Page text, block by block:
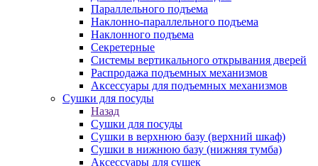
Параллельного подъема
Наклонно-параллельного подъема
Наклонного подъема
Секретерные
Системы вертикального открывания дверей
Распродажа подъемных механизмов
Аксессуары для подъемных механизмов
Сушки для посуды
Назад
Сушки для посуды
Сушки в верхнюю базу (верхний шкаф)
Сушки в нижнюю базу (нижняя тумба)
Аксессуары для сушек